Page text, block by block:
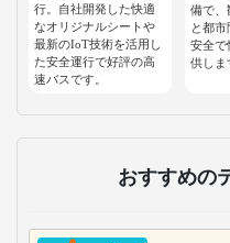
行。自社開発した快適
なオリジナルシートや
最新のIoT技術を活用し
た安全運行で好評の高
速バスです。
備で、
と都
安全で
供しま
おすすめの